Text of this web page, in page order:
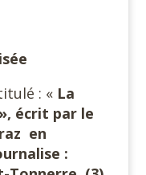
: « La
écrit par le
en
: